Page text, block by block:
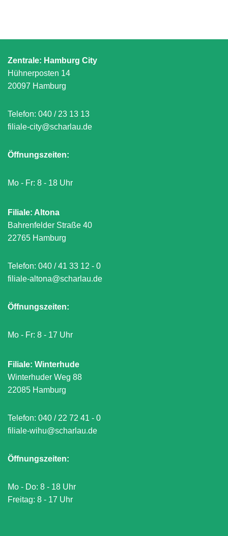
Zentrale: Hamburg City
Hühnerposten 14
20097 Hamburg
Telefon: 040 / 23 13 13
filiale-city@scharlau.de
Öffnungszeiten:
Mo - Fr: 8 - 18 Uhr
Filiale: Altona
Bahrenfelder Straße 40
22765 Hamburg
Telefon: 040 / 41 33 12 - 0
filiale-altona@scharlau.de
Öffnungszeiten:
Mo - Fr: 8 - 17 Uhr
Filiale: Winterhude
Winterhuder Weg 88
22085 Hamburg
Telefon: 040 / 22 72 41 - 0
filiale-wihu@scharlau.de
Öffnungszeiten:
Mo - Do: 8 - 18 Uhr
Freitag: 8 - 17 Uhr